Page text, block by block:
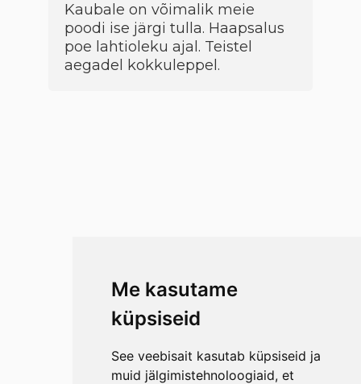
Me kasutame
küpsiseid
See veebisait kasutab küpsiseid ja
muid jälgimistehnoloogiaid, et
Kaubale on võimalik meie
poodi ise järgi tulla. Haapsalus
poe lahtioleku ajal. Teistel
aegadel kokkuleppel.